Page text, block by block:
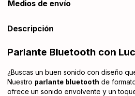
Medios de envío
Descripción
Parlante Bluetooth con
¿Buscas un buen sonido con diseño
Nuestro parlante bluetooth de
ofrece un sonido envolvente y un